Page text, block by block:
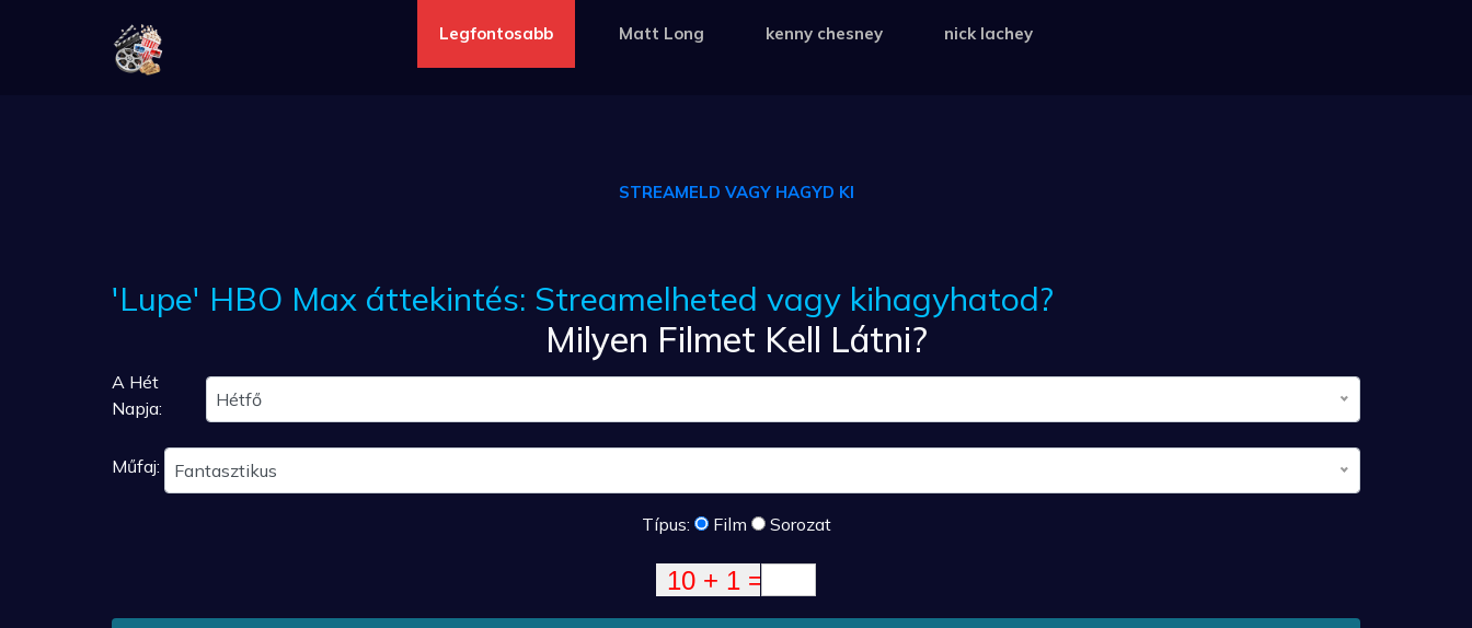
Legfontosabb Matt Long kenny chesney nick lachey
STREAMELD VAGY HAGYD KI
'Lupe' HBO Max áttekintés: Streamelheted vagy kihagyhatod?
Milyen Filmet Kell Látni?
A Hét
Napja:
Hétfő
Műfaj: Fantasztikus
Típus: Film Sorozat